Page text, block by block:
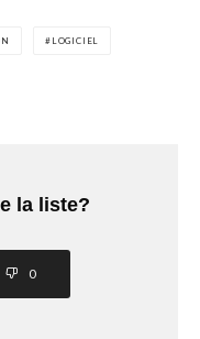
LOGICIEL
la liste?
0